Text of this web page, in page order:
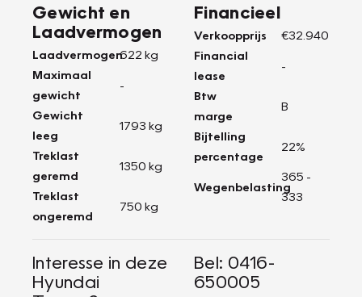
Gewicht en
Laadvermogen
Laadvermogen622 kg
Maximaal
gewicht
-
Gewicht
leeg
1793 kg
Treklast
geremd
1350 kg
Treklast
ongeremd
750 kg
Financieel
Verkoopprijs
€32.940
Financial
lease
-
Btw
marge
B
Bijtelling
percentage
22%
Wegenbelasting
365 -
333
Interesse in deze
Hyundai
Bel: 0416-
650005